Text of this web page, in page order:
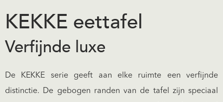
KEKKE eettafel
Verfijnde luxe
De KEKKE serie geeft aan elke ruimte een verfijnde
distinctie. De gebogen randen van de tafel zijn speciaal